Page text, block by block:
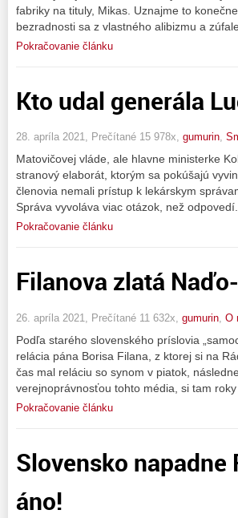
fabriky na tituly, Mikas. Uznajme to
bezradnosti sa z vlastného alibizmu a
Pokračovanie článku
Kto udal generála
28. apríla 2021, Prečítané 15 978x, gumurin,
Matovičovej vláde, ale hlavne ministerke
stranový elaborát, ktorým sa pokúšajú
členovia nemali prístup k lekárskym
Správa vyvoláva viac otázok, než
Pokračovanie článku
Filanova zlatá
26. apríla 2021, Prečítané 11 632x, gumurin O
Podľa starého slovenského príslovia
relácia pána Borisa Filana, z ktorej si na
čas mal reláciu so synom v piatok,
verejnoprávnosťou tohto média, si tam
Pokračovanie článku
Slovensko napadne
áno!